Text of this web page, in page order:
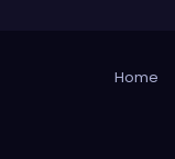
Home